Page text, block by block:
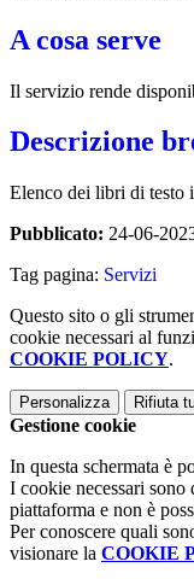
A cosa serve
Il servizio rende
Descrizione
Elenco dei libri di testo
Pubblicato: 24-06-
Tag pagina: Servizi
Questo sito o gli
cookie necessari al
COOKIE POLICY.
Personalizza Rifiuta
Gestione cookie
In questa schermata è
I cookie necessari
piattaforma e non è
Per conoscere quali
visionare la COOKIE